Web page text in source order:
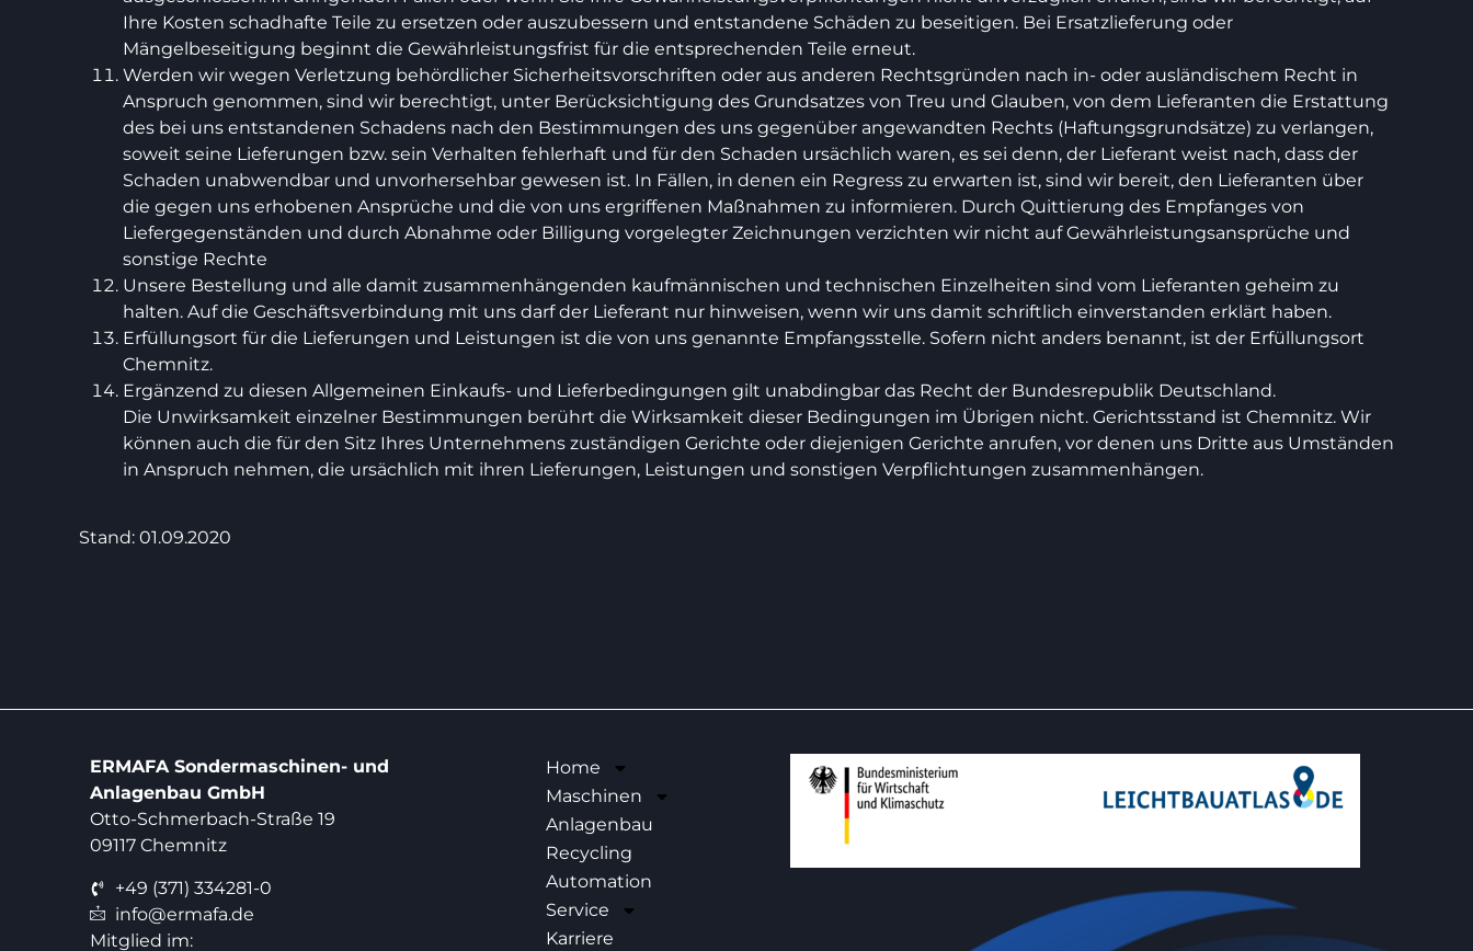
Ihre Kosten schadhafte Teile zu ersetzen oder auszubessern und entstandene Schäden zu beseitigen. Bei Ersatzlieferung oder
Mängelbeseitigung beginnt die Gewährleistungsfrist für die entsprechenden Teile erneut.
Werden wir wegen Verletzung behördlicher Sicherheitsvorschriften oder aus anderen Rechtsgründen nach in- oder ausländischem Recht in
Anspruch genommen, sind wir berechtigt, unter Berücksichtigung des Grundsatzes von Treu und Glauben, von dem Lieferanten die Erstattung
des bei uns entstandenen Schadens nach den Bestimmungen des uns gegenüber angewandten Rechts (Haftungsgrundsätze) zu verlangen,
soweit seine Lieferungen bzw. sein Verhalten fehlerhaft und für den Schaden ursächlich waren, es sei denn, der Lieferant weist nach, dass der
Schaden unabwendbar und unvorhersehbar gewesen ist. In Fällen, in denen ein Regress zu erwarten ist, sind wir bereit, den Lieferanten über
die gegen uns erhobenen Ansprüche und die von uns ergriffenen Maßnahmen zu informieren. Durch Quittierung des Empfanges von
Liefergegenständen und durch Abnahme oder Billigung vorgelegter Zeichnungen verzichten wir nicht auf Gewährleistungsansprüche und
sonstige Rechte
Unsere Bestellung und alle damit zusammenhängenden kaufmännischen und technischen Einzelheiten sind vom Lieferanten geheim zu
halten. Auf die Geschäftsverbindung mit uns darf der Lieferant nur hinweisen, wenn wir uns damit schriftlich einverstanden erklärt haben.
Erfüllungsort für die Lieferungen und Leistungen ist die von uns genannte Empfangsstelle. Sofern nicht anders benannt, ist der Erfüllungsort
Chemnitz.
Ergänzend zu diesen Allgemeinen Einkaufs- und Lieferbedingungen gilt unabdingbar das Recht der Bundesrepublik Deutschland.
Die Unwirksamkeit einzelner Bestimmungen berührt die Wirksamkeit dieser Bedingungen im Übrigen nicht. Gerichtsstand ist Chemnitz. Wir
können auch die für den Sitz Ihres Unternehmens zuständigen Gerichte oder diejenigen Gerichte anrufen, vor denen uns Dritte aus Umständen
in Anspruch nehmen, die ursächlich mit ihren Lieferungen, Leistungen und sonstigen Verpflichtungen zusammenhängen.
Stand: 01.09.2020
ERMAFA Sondermaschinen- und
Anlagenbau GmbH
Otto-Schmerbach-Straße 19
09117 Chemnitz
+49 (371) 334281-0
info@ermafa.de
Mitglied im:
Home
Maschinen
Anlagenbau
Recycling
Automation
Service
Karriere